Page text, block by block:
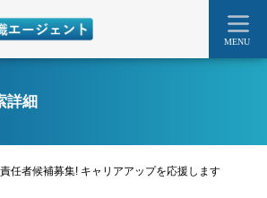
MENU
詳細
任者候補募集! キャリアアップを応援します